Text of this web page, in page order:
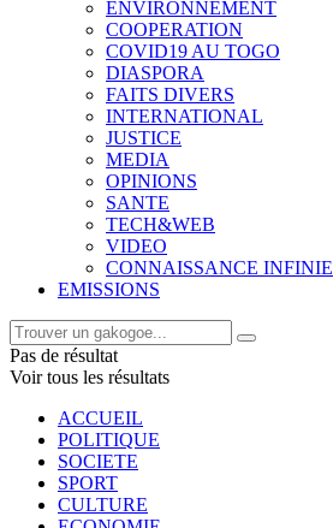
ENVIRONNEMENT
COOPERATION
COVID19 AU TOGO
DIASPORA
FAITS DIVERS
INTERNATIONAL
JUSTICE
MEDIA
OPINIONS
SANTE
TECH&WEB
VIDEO
CONNAISSANCE INFINIE
EMISSIONS
Pas de résultat
Voir tous les résultats
ACCUEIL
POLITIQUE
SOCIETE
SPORT
CULTURE